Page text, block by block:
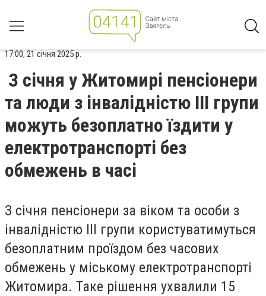
17:00, 21 січня 2025 р.
З січня у Житомирі пенсіонери
та люди з інвалідністю ІІІ групи
можуть безоплатно їздити у
електротранспорті без
обмежень в часі
З січня пенсіонери за віком та особи з
інвалідністю ІІІ групи користуватимуться
безоплатним проїздом без часових
обмежень у міському електротранспорті
Житомира. Таке рішення ухвалили 15